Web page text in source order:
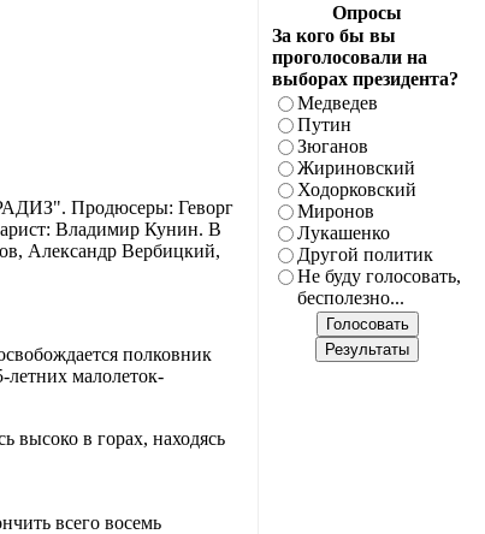
Продюсеры: Геворг
Владимир Кунин. В
Александр Вербицкий,
полковник
малолеток-
высоко в горах, находясь
всего восемь
Опросы
За кого бы вы
проголосовали на
выборах президента?
Медведев
Путин
Зюганов
Жириновский
Ходорковский
Миронов
Лукашенко
Другой политик
Не буду голосовать,
бесполезно...